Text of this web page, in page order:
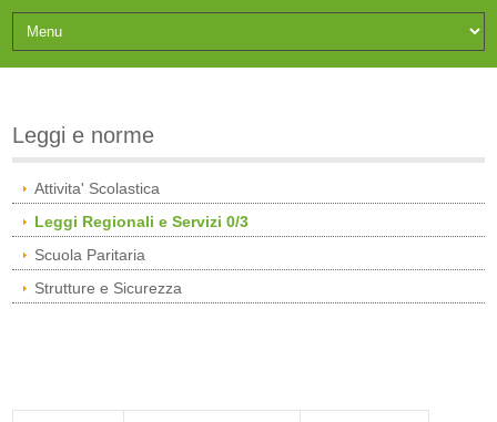
Leggi e norme
Attivita' Scolastica
Leggi Regionali e Servizi 0/3
Scuola Paritaria
Strutture e Sicurezza